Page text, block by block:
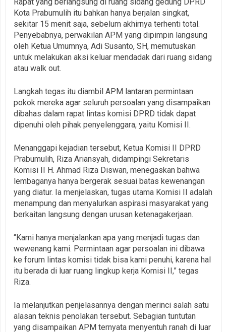
Kota Prabumulih itu bahkan hanya berjalan singkat,
sekitar 15 menit saja, sebelum akhirnya terhenti total.
Penyebabnya, perwakilan APM yang dipimpin langsung
oleh Ketua Umumnya, Adi Susanto, SH, memutuskan
untuk melakukan aksi keluar mendadak dari ruang sidang
atau walk out.
Langkah tegas itu diambil APM lantaran permintaan
pokok mereka agar seluruh persoalan yang disampaikan
dibahas dalam rapat lintas komisi DPRD tidak dapat
dipenuhi oleh pihak penyelenggara, yaitu Komisi II.
Menanggapi kejadian tersebut, Ketua Komisi II DPRD
Prabumulih, Riza Ariansyah, didampingi Sekretaris
Komisi II H. Ahmad Riza Diswan, menegaskan bahwa
lembaganya hanya bergerak sesuai batas kewenangan
yang diatur. Ia menjelaskan, tugas utama Komisi II adalah
menampung dan menyalurkan aspirasi masyarakat yang
berkaitan langsung dengan urusan ketenagakerjaan.
“Kami hanya menjalankan apa yang menjadi tugas dan
wewenang kami. Permintaan agar persoalan ini dibawa
ke forum lintas komisi tidak bisa kami penuhi, karena hal
itu berada di luar ruang lingkup kerja Komisi II,” tegas
Riza.
Ia melanjutkan penjelasannya dengan merinci salah satu
alasan teknis penolakan tersebut. Sebagian tuntutan
yang disampaikan APM ternyata menyentuh ranah di luar